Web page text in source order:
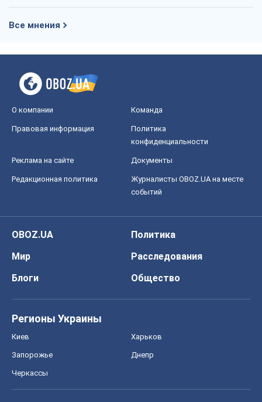
Все мнения
О компании Команда
Правовая информация
Политика
конфиденциальности
Реклама на сайте Документы
Редакционная политика
Журналисты OBOZ.UA на месте
событий
OBOZ.UA
Политика
Мир
Расследования
Блоги
Общество
Регионы Украины
Киев Харьков
Запорожье Днепр
Черкассы